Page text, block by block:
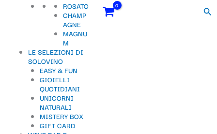
ROSATO
CHAMP
AGNE
MAGNU
M
LE SELEZIONI DI
SOLOVINO
EASY & FUN
GIOIELLI
QUOTIDIANI
UNICORNI
NATURALI
MISTERY BOX
GIFT CARD